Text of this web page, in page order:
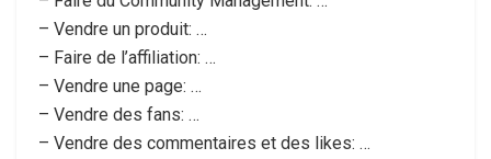
– Vendre un produit: …
– Faire de l’affiliation: …
– Vendre une page: …
– Vendre des fans: …
– Vendre des commentaires et des likes: …